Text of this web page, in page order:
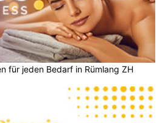
für jeden Bedarf in Rümlang ZH